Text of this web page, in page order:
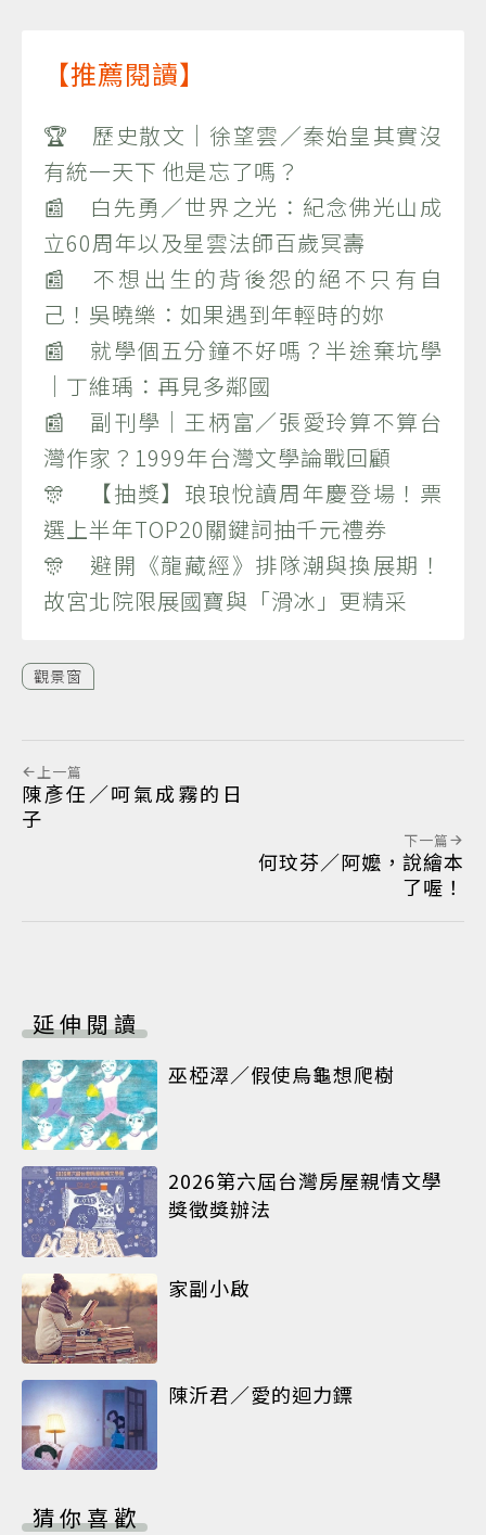
【推薦閱讀】
🏆 歷史散文｜徐望雲／秦始皇其實沒
有統一天下 他是忘了嗎？
📰 白先勇／世界之光：紀念佛光山成
立60周年以及星雲法師百歲冥壽
📰 不想出生的背後怨的絕不只有自
己！吳曉樂：如果遇到年輕時的妳
📰 就學個五分鐘不好嗎？半途棄坑學
｜丁維瑀：再見多鄰國
📰 副刊學｜王柄富／張愛玲算不算台
灣作家？1999年台灣文學論戰回顧
🎊 【抽獎】琅琅悅讀周年慶登場！票
選上半年TOP20關鍵詞抽千元禮券
🎊 避開《龍藏經》排隊潮與換展期！
故宮北院限展國寶與「滑冰」更精采
觀景窗
上一篇
陳彥任／呵氣成霧的日
子
下一篇
何玟芬／阿嬤，說繪本
了喔！
延伸閱讀
巫椏濢／假使烏龜想爬樹
2026第六屆台灣房屋親情文學
獎徵獎辦法
家副小啟
陳沂君／愛的迴力鏢
猜你喜歡